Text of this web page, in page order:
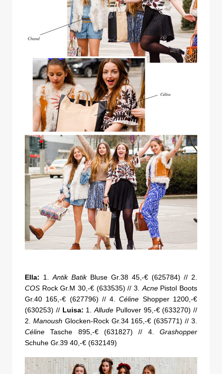
Ella: 1. Antik BatikBluse Gr.38 45,-€ (625784) // 2.
COS Rock Gr.M 30,-€ (633535) // 3. Acne Pistol Boots
Gr.40 165,-€ (627796) // 4.Céline Shopper 1200,-€
(630253) // Luisa: 1. Allude Pullover 95,-€ (633270) //
2. Manoush Glocken-Rock Gr.34 165,-€ (635771) // 3.
Céline Tasche 895,-€ (631827) // 4. Grashopper
Schuhe Gr.39 40,-€ (632149)